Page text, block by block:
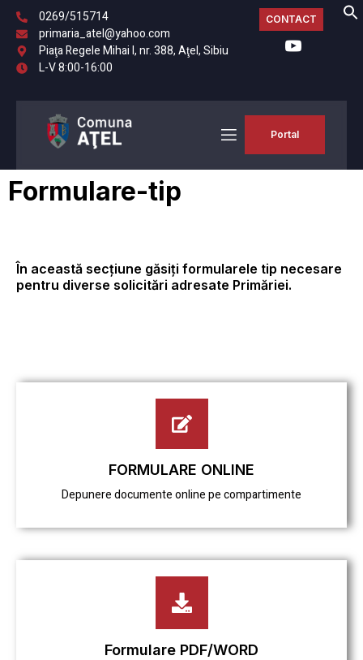
0269/515714
primaria_atel@yahoo.com
Piaţa Regele Mihai I, nr. 388, Aţel, Sibiu
L-V 8:00-16:00
CONTACT
Portal
Formulare-tip
În această secțiune găsiți formularele tip necesare
pentru diverse solicitări adresate Primăriei.
FORMULARE ONLINE
Depunere documente online pe compartimente
Formulare PDF/WORD